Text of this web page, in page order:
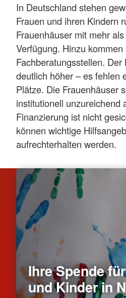
In Deutschland stehen
Frauen und ihren Kindern
Frauenhäuser mit mehr
Verfügung. Hinzu
Fachberatungsstellen. Der
deutlich höher – es fehlen
Plätze. Die Frauenhäuser
institutionell unzureichend
Finanzierung ist nicht
können wichtige
aufrechterhalten werden.
Ihre Spende
und Kinder in